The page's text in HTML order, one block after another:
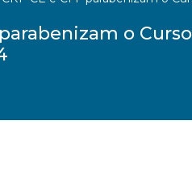
parabenizam o